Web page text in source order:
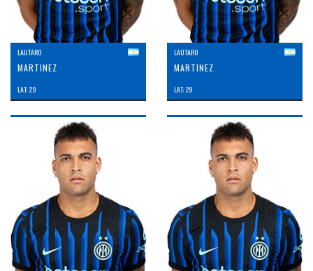
LAUTARO
MARTINEZ
LAT: 29
LAUTARO
MARTINEZ
LAT: 29